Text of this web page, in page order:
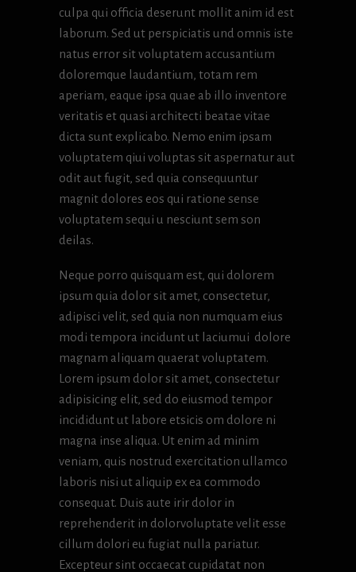
culpa qui officia deserunt mollit anim id est
laborum. Sed ut perspiciatis und omnis iste
natus error sit voluptatem accusantium
doloremque laudantium, totam rem
aperiam, eaque ipsa quae ab illo inventore
veritatis et quasi architecti beatae vitae
dicta sunt explicabo. Nemo enim ipsam
voluptatem qiui voluptas sit aspernatur aut
odit aut fugit, sed quia consequuntur
magnit dolores eos qui ratione sense
voluptatem sequi u nesciunt sem son
deilas.
Neque porro quisquam est, qui dolorem
ipsum quia dolor sit amet, consectetur,
adipisci velit, sed quia non numquam eius
modi tempora incidunt ut laciumui dolore
magnam aliquam quaerat voluptatem.
Lorem ipsum dolor sit amet, consectetur
adipisicing elit, sed do eiusmod tempor
incididunt ut labore etsicis om dolore ni
magna inse aliqua. Ut enim ad minim
veniam, quis nostrud exercitation ullamco
laboris nisi ut aliquip ex ea commodo
consequat. Duis aute irir dolor in
reprehenderit in dolorvoluptate velit esse
cillum dolori eu fugiat nulla pariatur.
Excepteur sint occaecat cupidatat non